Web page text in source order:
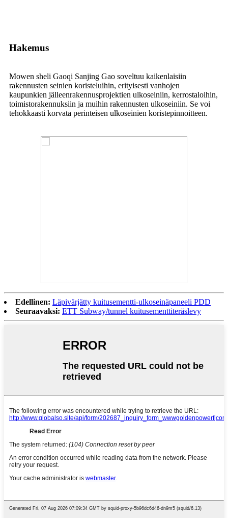
Hakemus
Mowen sheli Gaoqi Sanjing Gao soveltuu kaikenlaisiin
rakennusten seinien koristeluihin, erityisesti vanhojen
kaupunkien jälleenrakennusprojektien ulkoseiniin, kerrostaloihin,
toimistorakennuksiin ja muihin rakennusten ulkoseiniin. Se voi
tehokkaasti korvata perinteisen ulkoseinien koristepinnoitteen.
Edellinen: Läpivärjätty kuitusementti-ulkoseinäpaneeli PDD
Seuraavaksi: ETT Subway/tunnel kuitusementtiteräslevy